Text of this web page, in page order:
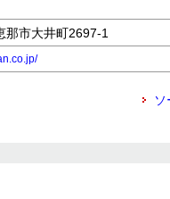
市大井町2697-1